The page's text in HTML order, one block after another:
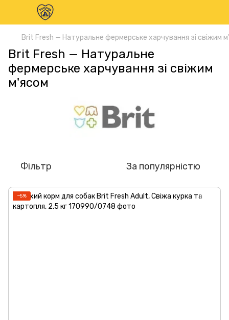
Brit Fresh — Натуральне фермерське харчування зі свіжим
Brit Fresh — Натуральне
фермерське харчування зі свіжим
м'ясом
Фільтр За популярністю
−5%